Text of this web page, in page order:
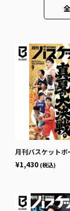
月刊バスケットボール 2026年9月号 (
¥1,430 (税込)